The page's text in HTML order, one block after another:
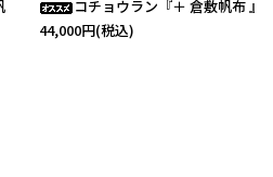
コチョウラン『＋ 倉敷帆布 』
44,000円(税込)